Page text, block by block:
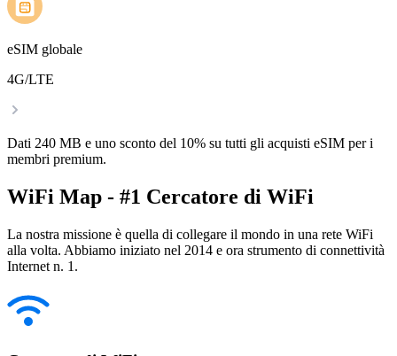
eSIM globale
4G/LTE
Dati 240 MB e uno sconto del 10% su tutti gli acquisti eSIM per i
membri premium.
WiFi Map - #1 Cercatore di WiFi
La nostra missione è quella di collegare il mondo in una rete WiFi
alla volta. Abbiamo iniziato nel 2014 e ora strumento di connettività
Internet n. 1.